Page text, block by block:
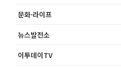
문화·라이프
뉴스발전소
이투데이TV